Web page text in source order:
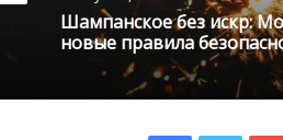
Шампанское без искр:
новые правила